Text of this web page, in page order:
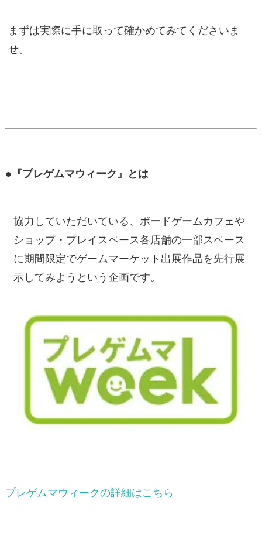
まずは実際に手に取って確かめてみてくださいま
せ。
●『プレゲムマウィーク』とは
協力していただいている、ボードゲームカフェや
ショップ・プレイスペース各店舗の一部スペース
に期間限定でゲームマーケット出展作品を先行展
示してみようという企画です。
プレゲムマウィークの詳細はこちら